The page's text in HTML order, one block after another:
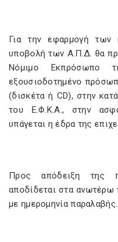
Για την εφαρμογή των
υποβολή των Α.Π.Δ. θα
Νόμιμο Εκπρόσωπο
εξουσιοδοτημένο
(δισκέτα ή CD), στην
του Ε.Φ.Κ.Α., στην
υπάγεται η έδρα της
Προς απόδειξη της
αποδίδεται στα
με ημερομηνία παραλαβής.